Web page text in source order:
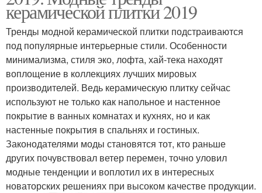
керамической плитки 2019
Тренды модной керамической плитки подстраиваются
под популярные интерьерные стили. Особенности
минимализма, стиля эко, лофта, хай-тека находят
воплощение в коллекциях лучших мировых
производителей. Ведь керамическую плитку сейчас
используют не только как напольное и настенное
покрытие в ванных комнатах и кухнях, но и как
настенные покрытия в спальнях и гостиных.
Законодателями моды становятся тот, кто раньше
других почувствовал ветер перемен, точно уловил
модные тенденции и воплотил их в интересных
новаторских решениях при высоком качестве продукции.